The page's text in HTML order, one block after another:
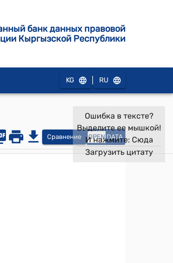
банк данных правовой
Кыргызской Республики
KG RU
Сравнение OPEN DATA
Ошибка в тексте?
Выделите ее мышкой!
И нажмите: Сюда
Загрузить цитату